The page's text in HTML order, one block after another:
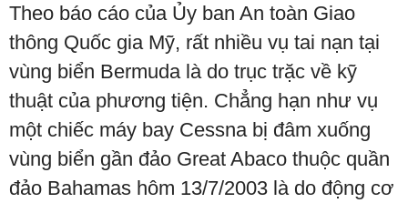
Theo báo cáo của Ủy ban An toàn Giao
thông Quốc gia Mỹ, rất nhiều vụ tai nạn tại
vùng biển Bermuda là do trục trặc về kỹ
thuật của phương tiện. Chẳng hạn như vụ
một chiếc máy bay Cessna bị đâm xuống
vùng biển gần đảo Great Abaco thuộc quần
đảo Bahamas hôm 13/7/2003 là do động cơ